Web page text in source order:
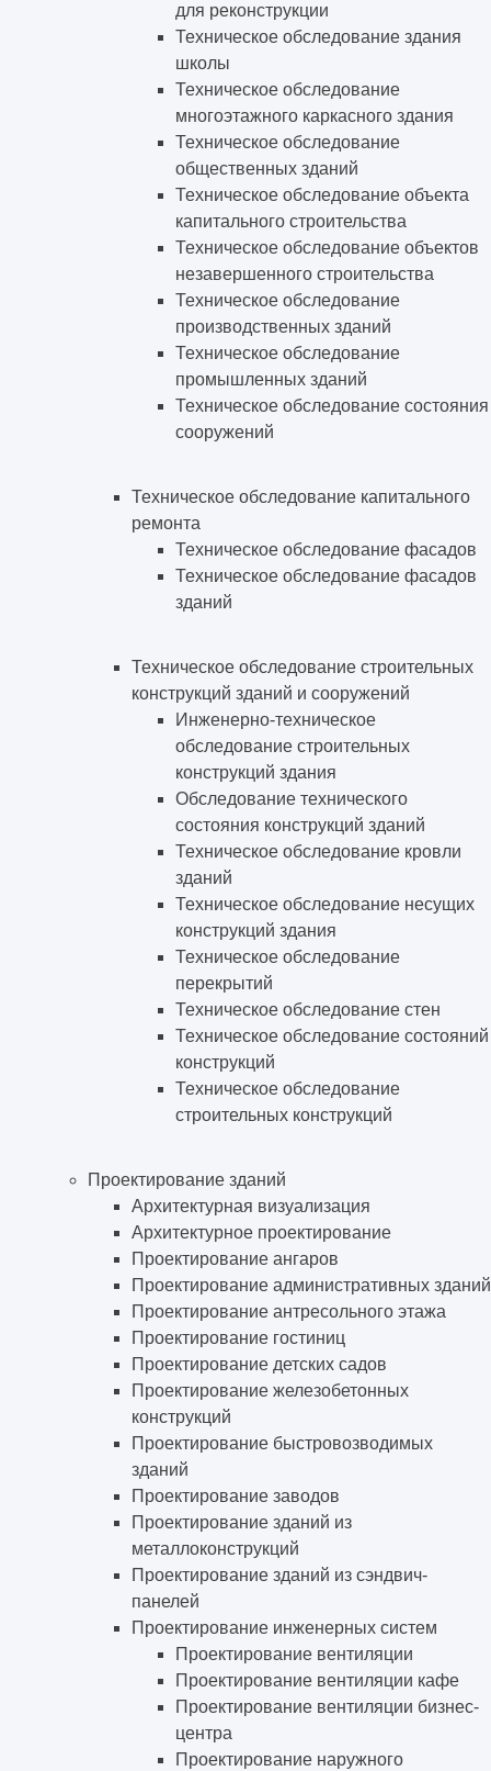
для реконструкции
Техническое обследование здания
школы
Техническое обследование
многоэтажного каркасного здания
Техническое обследование
общественных зданий
Техническое обследование объекта
капитального строительства
Техническое обследование объектов
незавершенного строительства
Техническое обследование
производственных зданий
Техническое обследование
промышленных зданий
Техническое обследование состояния
сооружений
Техническое обследование капитального
ремонта
Техническое обследование фасадов
Техническое обследование фасадов
зданий
Техническое обследование строительных
конструкций зданий и сооружений
Инженерно-техническое
обследование строительных
конструкций здания
Обследование технического
состояния конструкций зданий
Техническое обследование кровли
зданий
Техническое обследование несущих
конструкций здания
Техническое обследование
перекрытий
Техническое обследование стен
Техническое обследование состояний
конструкций
Техническое обследование
строительных конструкций
Проектирование зданий
Архитектурная визуализация
Архитектурное проектирование
Проектирование ангаров
Проектирование административных зданий
Проектирование антресольного этажа
Проектирование гостиниц
Проектирование детских садов
Проектирование железобетонных
конструкций
Проектирование быстровозводимых
зданий
Проектирование заводов
Проектирование зданий из
металлоконструкций
Проектирование зданий из сэндвич-
панелей
Проектирование инженерных систем
Проектирование вентиляции
Проектирование вентиляции кафе
Проектирование вентиляции бизнес-
центра
Проектирование наружного